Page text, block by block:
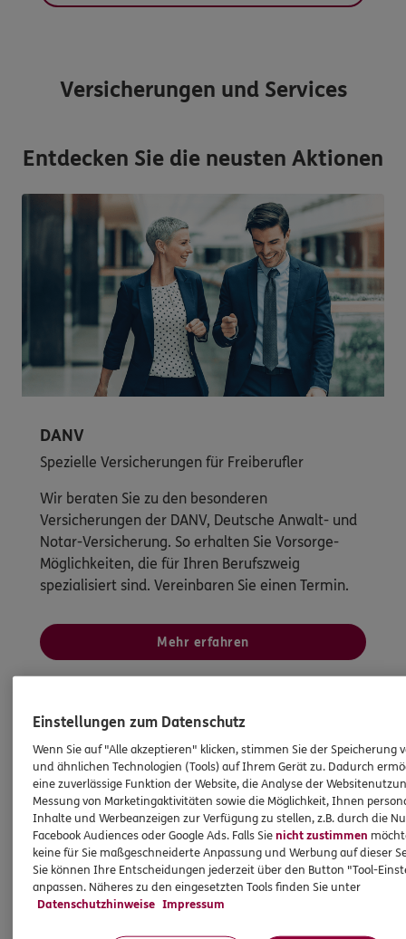
Versicherungen und Services
Entdecken Sie die neusten Aktionen
DANV
Spezielle Versicherungen für Freiberufler
Wir beraten Sie zu den besonderen
Versicherungen der DANV, Deutsche Anwalt- und
Notar-Versicherung. So erhalten Sie Vorsorge-
Möglichkeiten, die für Ihren Berufszweig
spezialisiert sind. Vereinbaren Sie einen Termin.
Mehr erfahren
Einstellungen zum Datenschutz
Wenn Sie auf "Alle akzeptieren" klicken, stimmen Sie der Speicherung
und ähnlichen Technologien (Tools) auf Ihrem Gerät zu. Dadurch
eine zuverlässige Funktion der Website, die Analyse der
Messung von Marketingaktivitäten sowie die Möglichkeit, Ihnen
Inhalte und Werbeanzeigen zur Verfügung zu stellen, z.B. durch die
Facebook Audiences oder Google Ads. Falls Sienicht zustimmen
keine für Sie maßgeschneiderte Anpassung und Werbung auf dieser
Sie können Ihre Entscheidungen jederzeit über den Button "Tool-
anpassen. Näheres zu den eingesetzten Tools finden Sie unter
Datenschutzhinweise Impressum